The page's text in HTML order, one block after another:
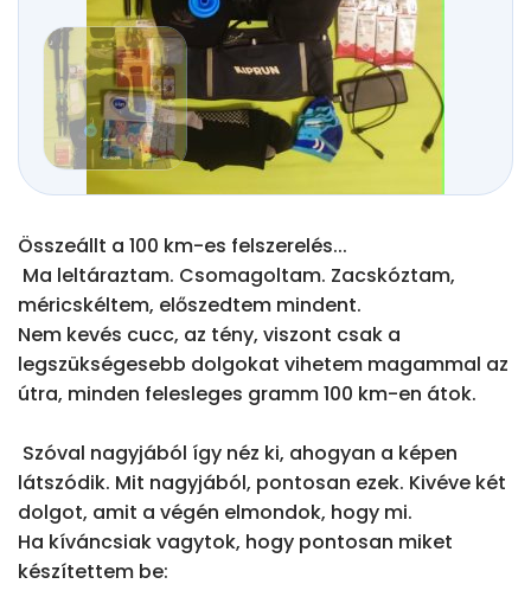
Összeállt a 100 km-es felszerelés...
méricskéltem, előszedtem mindent.
Nem kevés cucc, az tény, viszont csak a
legszükségesebb dolgokat vihetem magammal az
útra, minden felesleges gramm 100 km-en átok.
látszódik. Mit nagyjából, pontosan ezek. Kivéve két
dolgot, amit a végén elmondok, hogy mi.
Ha kíváncsiak vagytok, hogy pontosan miket
készítettem be: